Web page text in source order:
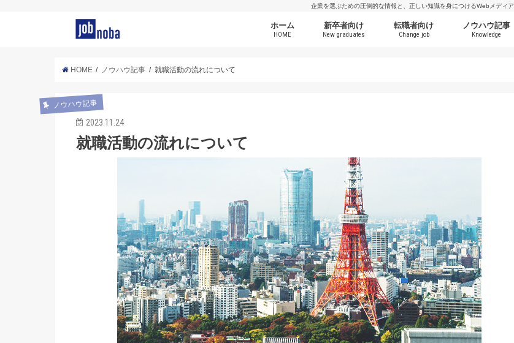
企業を選ぶための圧倒的な情報と、正しい知識を身につけるWebメディア
ホーム
HOME
新卒者向け
New graduates
転職者向け
Change job
ノウハウ記事
Knowledge
HOME ノウハウ記事 就職活動の流れについて
ノウハウ記事
2023.11.24
就職活動の流れについて